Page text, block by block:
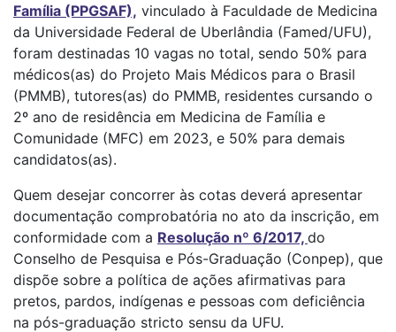
Família (PPGSAF), vinculado à Faculdade de Medicina
da Universidade Federal de Uberlândia (Famed/UFU),
foram destinadas 10 vagas no total, sendo 50% para
médicos(as) do Projeto Mais Médicos para o Brasil
(PMMB), tutores(as) do PMMB, residentes cursando o
2º ano de residência em Medicina de Família e
Comunidade (MFC) em 2023, e 50% para demais
candidatos(as).
Quem desejar concorrer às cotas deverá apresentar
documentação comprobatória no ato da inscrição, em
conformidade com a Resolução nº 6/2017, do
Conselho de Pesquisa e Pós-Graduação (Conpep), que
dispõe sobre a política de ações afirmativas para
pretos, pardos, indígenas e pessoas com deficiência
na pós-graduação stricto sensu da UFU.